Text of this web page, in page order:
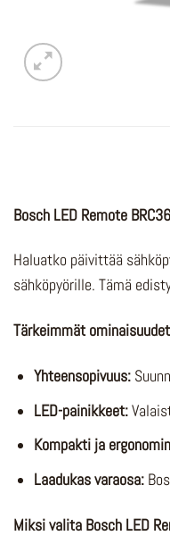
Bosch LED Remote
Haluatko päivittää
sähköpyörille. Tämä
Tärkeimmät
Yhteensopivuus:
LED-painikkeet:
Kompakti ja
Laadukas varaosa:
Miksi valita Bosch LED